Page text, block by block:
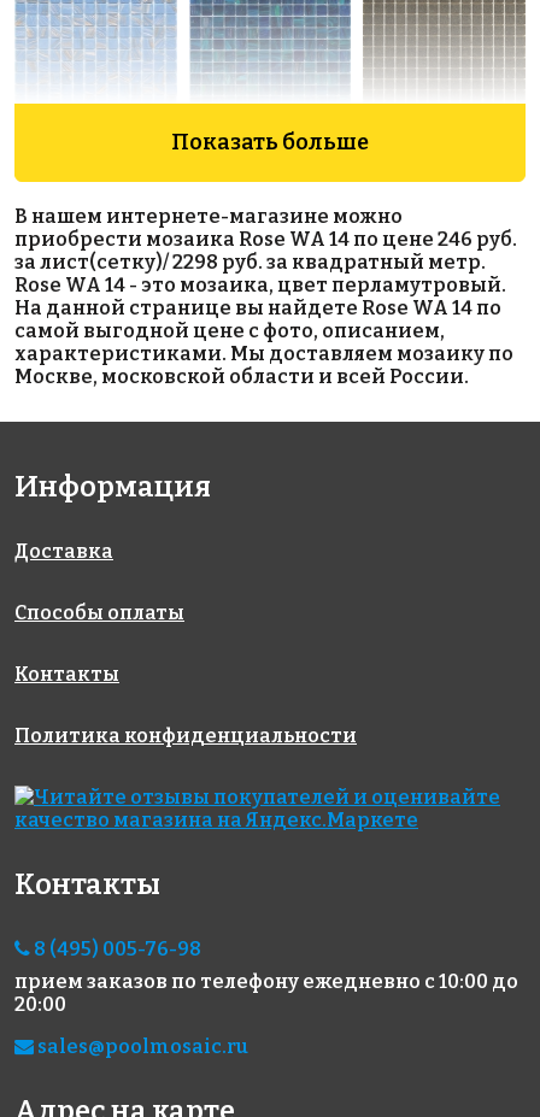
2436 руб./м²
Rose G 15
327x327
5422 руб./м²
Rose GA
157(2)
327x327
1206 руб./м²
Rose A 36(1)
327x327
6717 руб./м²
Rose GA 671
Rose CA
Rose GA 61(1)
327x327
Rose WA 12
327x327
Rose CA 28(2)
327x327
Rose WB 85
Rose G 72
Показать больше
В нашем интернете-магазине можно
приобрести мозаика Rose WA 14 по цене 246 руб.
за лист(сетку)/ 2298 руб. за квадратный метр.
Rose WA 14 - это мозаика, цвет перламутровый.
На данной странице вы найдете Rose WA 14 по
самой выгодной цене с фото, описанием,
характеристиками. Мы доставляем мозаику по
Москве, московской области и всей России.
Информация
Доставка
Способы оплаты
Контакты
Политика конфиденциальности
Контакты
8 (495) 005-76-98
прием заказов по телефону ежедневно с 10:00 до
20:00
sales@poolmosaic.ru